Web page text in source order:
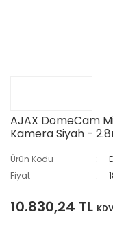
AJAX DomeCam
Kamera Siyah -
Ürün Kodu
Fiyat
10.830,24 TL